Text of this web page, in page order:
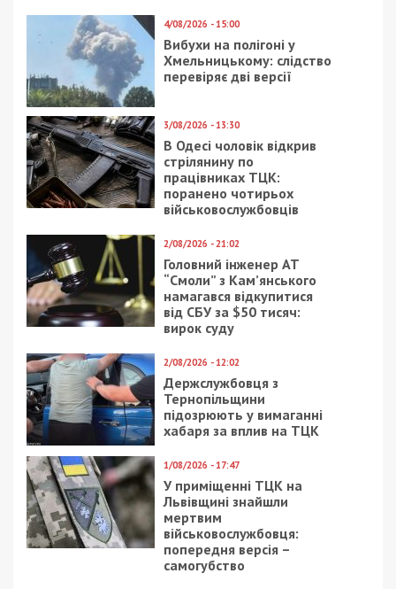
4/08/2026 - 15:00
Вибухи на полігоні у
Хмельницькому: слідство
перевіряє дві версії
3/08/2026 - 13:30
В Одесі чоловік відкрив
стрілянину по
працівниках ТЦК:
поранено чотирьох
військовослужбовців
2/08/2026 - 21:02
Головний інженер АТ
“Смоли” з Кам’янського
намагався відкупитися
від СБУ за $50 тисяч:
вирок суду
2/08/2026 - 12:02
Держслужбовця з
Тернопільщини
підозрюють у вимаганні
хабаря за вплив на ТЦК
1/08/2026 - 17:47
У приміщенні ТЦК на
Львівщині знайшли
мертвим
військовослужбовця:
попередня версія –
самогубство